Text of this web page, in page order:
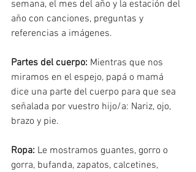
semana, el mes del año y la estación del
año con canciones, preguntas y
referencias a imágenes.
Partes del cuerpo: Mientras que nos
miramos en el espejo, papá o mamá
dice una parte del cuerpo para que sea
señalada por vuestro hijo/a: Nariz, ojo,
brazo y pie.
Ropa: Le mostramos guantes, gorro o
gorra, bufanda, zapatos, calcetines,